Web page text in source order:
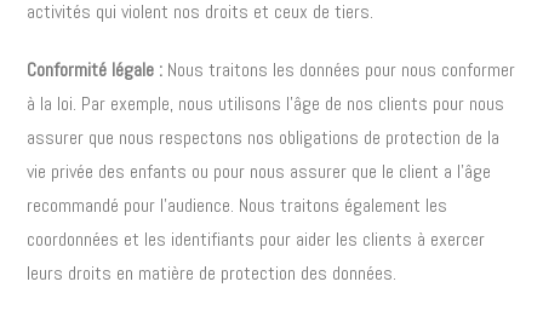
activités qui violent nos droits et ceux de tiers.
Conformité légale : Nous traitons les données pour nous conformer
à la loi. Par exemple, nous utilisons l’âge de nos clients pour nous
assurer que nous respectons nos obligations de protection de la
vie privée des enfants ou pour nous assurer que le client a l’âge
recommandé pour l’audience. Nous traitons également les
coordonnées et les identifiants pour aider les clients à exercer
leurs droits en matière de protection des données.